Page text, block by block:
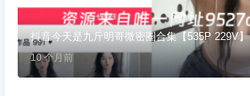
抖音今天是九斤明哥微密圈合集【535P 229V】
10 个月前